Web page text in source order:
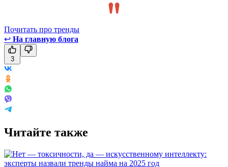
Почитать про тренды
↩ На главную блога
3
Читайте также